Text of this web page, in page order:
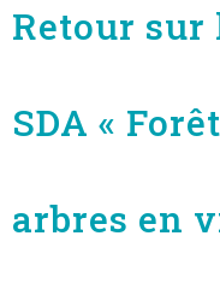
Retour sur
SDA «
arbres en